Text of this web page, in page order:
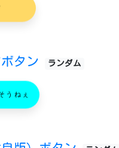
タン ランダム
うねぇ